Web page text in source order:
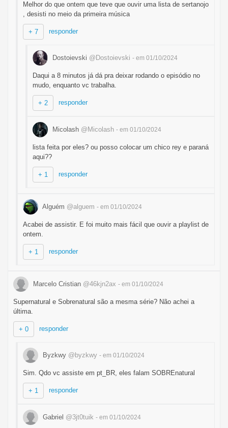
Melhor do que ontem que teve que ouvir uma lista de sertanojo
, desisti no meio da primeira música
+ 7 responder
Dostoievski @Dostoievski - em 01/10/2024
Daqui a 8 minutos já dá pra deixar rodando o episódio no
mudo, enquanto vc trabalha.
+ 2 responder
Micolash @Micolash - em 01/10/2024
lista feita por eles? ou posso colocar um chico rey e paraná
aqui??
+ 1 responder
Alguém @alguem - em 01/10/2024
Acabei de assistir. E foi muito mais fácil que ouvir a playlist de
ontem.
+ 1 responder
Marcelo Cristian @46kjn2ax - em 01/10/2024
Supernatural e Sobrenatural são a mesma série? Não achei a
última.
+ 0 responder
Byzkwy @byzkwy - em 01/10/2024
Sim. Qdo vc assiste em pt_BR, eles falam SOBREnatural
+ 1 responder
Gabriel @3jt0tuik - em 01/10/2024